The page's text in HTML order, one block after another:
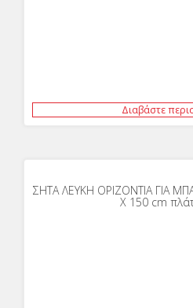
Διαβάστε
ΣΗΤΑ ΛΕΥΚΗ ΟΡΙΖΟΝΤΙΑ ΓΙΑ
Χ 150 cm